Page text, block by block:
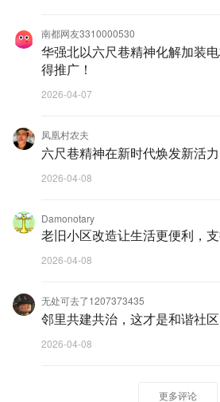
南都网友3310000530
华强北以六尺巷精神化解加装
得推广！
2026-04-07
凤凰村农夫
六尺巷精神在新时代焕发新活
2026-04-08
Damonotary
老旧小区改造让生活更便利，
2026-04-08
无处可去了1207373435
邻里共建共治，这才是和谐社
2026-04-08
更多评论